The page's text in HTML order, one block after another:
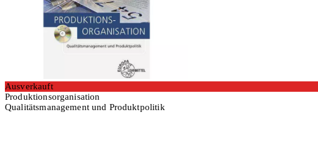
Ausverkauft
Produktionsorganisation
Qualitätsmanagement und Produktpolitik